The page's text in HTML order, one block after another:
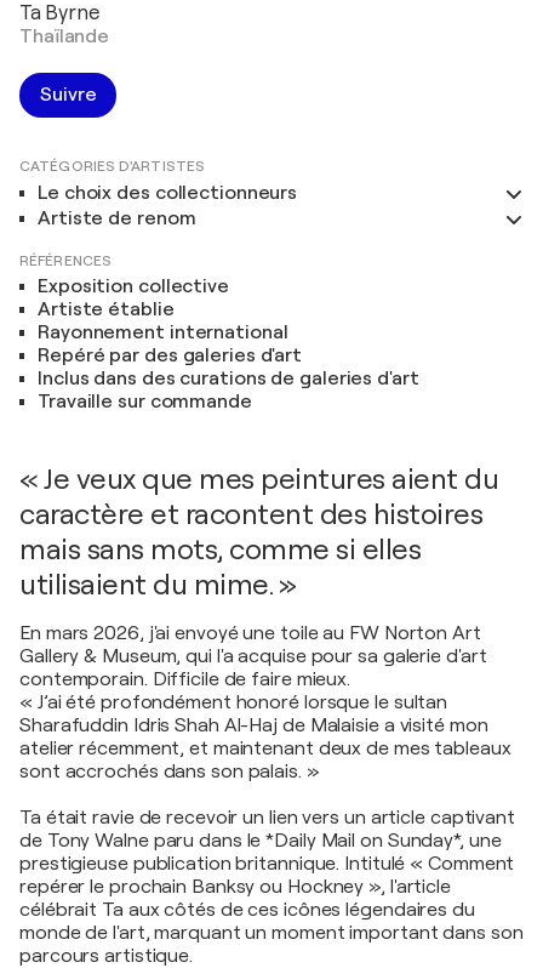
Ta Byrne
Thaïlande
Suivre
CATÉGORIES D'ARTISTES
Le choix des collectionneurs
Artiste de renom
RÉFÉRENCES
Exposition collective
Artiste établie
Rayonnement international
Repéré par des galeries d'art
Inclus dans des curations de galeries d'art
Travaille sur commande
« Je veux que mes peintures aient du
caractère et racontent des histoires
mais sans mots, comme si elles
utilisaient du mime. »
En mars 2026, j'ai envoyé une toile au FW Norton Art
Gallery & Museum, qui l'a acquise pour sa galerie d'art
contemporain. Difficile de faire mieux.
« J’ai été profondément honoré lorsque le sultan
Sharafuddin Idris Shah Al-Haj de Malaisie a visité mon
atelier récemment, et maintenant deux de mes tableaux
sont accrochés dans son palais. »
Ta était ravie de recevoir un lien vers un article captivant
de Tony Walne paru dans le *Daily Mail on Sunday*, une
prestigieuse publication britannique. Intitulé « Comment
repérer le prochain Banksy ou Hockney », l'article
célébrait Ta aux côtés de ces icônes légendaires du
monde de l'art, marquant un moment important dans son
parcours artistique.